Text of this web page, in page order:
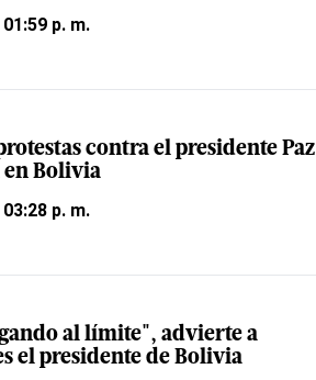
01:59 p. m.
contra el presidente Paz
en Bolivia
03:28 p. m.
al límite", advierte a
el presidente de Bolivia